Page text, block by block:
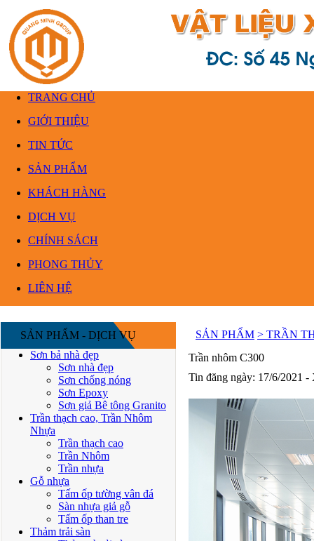
TRANG CHỦ
GIỚI THIỆU
TIN TỨC
SẢN PHẨM
KHÁCH HÀNG
DỊCH VỤ
CHÍNH SÁCH
PHONG THỦY
LIÊN HỆ
SẢN PHẨM - DỊCH VỤ
Sơn bả nhà đẹp
Sơn nhà đẹp
Sơn chống nóng
Sơn Epoxy
Sơn giả Bê tông Granito
Trần thạch cao, Trần Nhôm
Nhựa
Trần thạch cao
Trần Nhôm
Trần nhựa
Gỗ nhựa
Tấm ốp tường vân đá
Sàn nhựa giả gỗ
Tấm ốp than tre
Thảm trải sàn
SẢN PHẨM > TRẦN
Trần nhôm C300
Tin đăng ngày: 17/6/2021 -